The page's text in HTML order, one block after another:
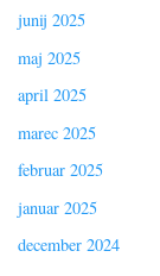
junij 2025
maj 2025
april 2025
marec 2025
februar 2025
januar 2025
december 2024